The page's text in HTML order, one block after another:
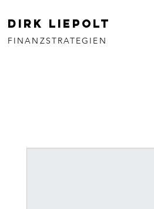
Dirk Liepolt
FINANZSTRATEGIEN